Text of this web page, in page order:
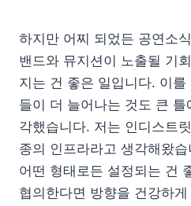
하지만 어찌 되었든 공연소
밴드와 뮤지션이 노출될 기
지는 건 좋은 일입니다. 이
들이 더 늘어나는 것도 큰
각했습니다. 저는 인디스트
종의 인프라라고 생각해왔
어떤 형태로든 설정되는 건
협의한다면 방향을 건강하